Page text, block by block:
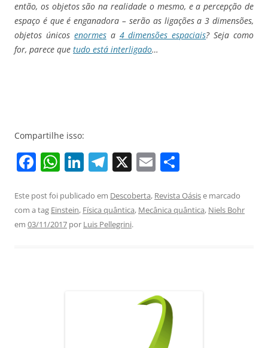
então, os objetos são na realidade o mesmo, e a percepção de
espaço é que é enganadora – serão as ligações a 3 dimensões,
objetos únicos enormesa 4 dimensões espaciais? Seja como
for, parece que tudo está interligado…
Compartilhe isso:
F
c
e
W
at
s
Li
k
e
T
e
gr
X E
ai
l
ar
e
Este post foi publicado em Descoberta, Revista Oásise marcado
com a tag Einstein, Física quântica, Mecânica quântica, Niels Bohr
em 03/11/2017 por Luis Pellegrini.